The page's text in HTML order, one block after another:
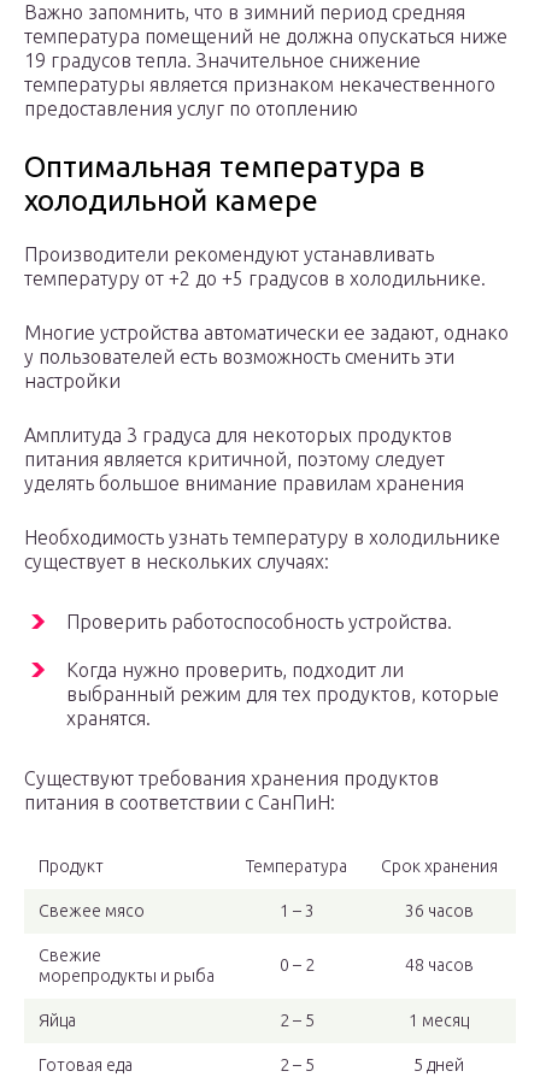
Важно запомнить, что в зимний период средняя
температура помещений не должна опускаться ниже
19 градусов тепла. Значительное снижение
температуры является признаком некачественного
предоставления услуг по отоплению
Оптимальная температура в
холодильной камере
Производители рекомендуют устанавливать
температуру от +2 до +5 градусов в холодильнике.
Многие устройства автоматически ее задают, однако
у пользователей есть возможность сменить эти
настройки
Амплитуда 3 градуса для некоторых продуктов
питания является критичной, поэтому следует
уделять большое внимание правилам хранения
Необходимость узнать температуру в холодильнике
существует в нескольких случаях:
Проверить работоспособность устройства.
Когда нужно проверить, подходит ли
выбранный режим для тех продуктов, которые
хранятся.
Существуют требования хранения продуктов
питания в соответствии с СанПиН:
Продукт Температура Срок хранения
Свежее мясо 1 – 3 36 часов
Свежие
морепродукты и рыба
0 – 2 48 часов
Яйца 2 – 5 1 месяц
Готовая еда 2 – 5 5 дней